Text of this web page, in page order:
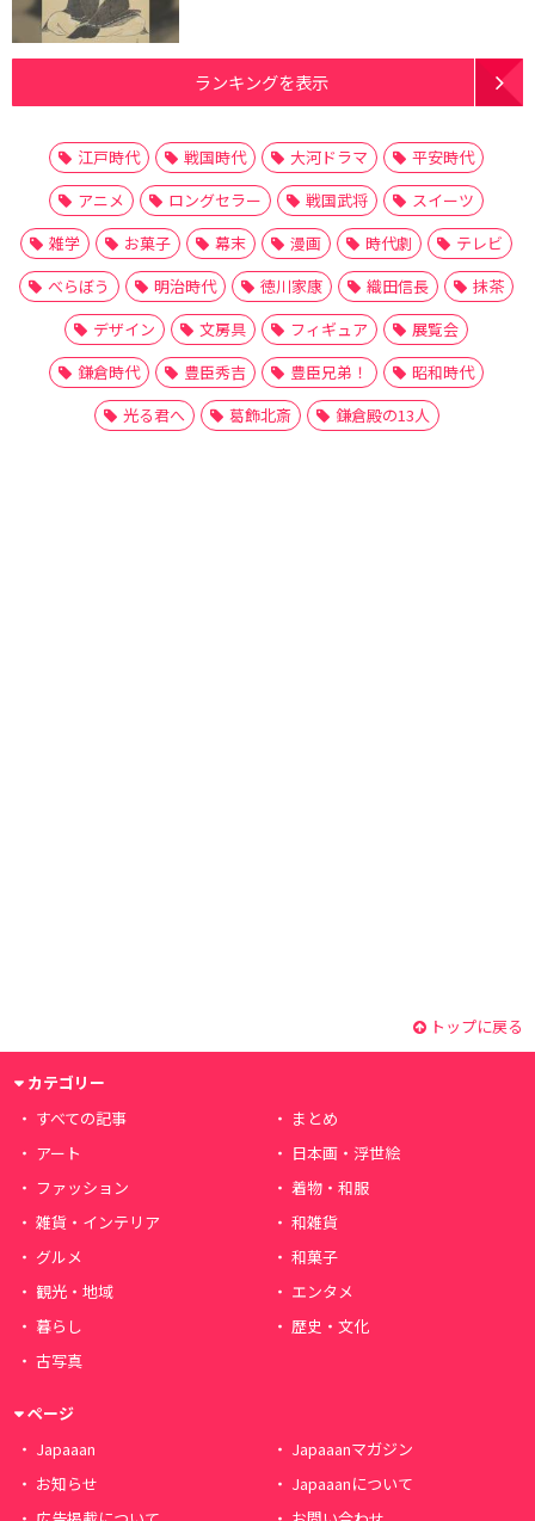
ランキングを表示
江戸時代 戦国時代 大河ドラマ
平安時代
アニメ
ロングセラー 戦国武将
スイーツ
雑学
お菓子 幕末 漫画 時代劇
テレビ
べらぼう
明治時代 徳川家康 織田信長
抹茶
デザイン
文房具 フィギュア
展覧会
鎌倉時代
豊臣秀吉 豊臣兄弟！
昭和時代
光る君へ
葛飾北斎 鎌倉殿の13人
トップに戻る
カテゴリー
すべての記事
まとめ
アート
日本画・浮世絵
ファッション
着物・和服
雑貨・インテリア
和雑貨
グルメ
和菓子
観光・地域
エンタメ
暮らし
歴史・文化
古写真
ページ
Japaaan
Japaaanマガジン
お知らせ
Japaaanについて